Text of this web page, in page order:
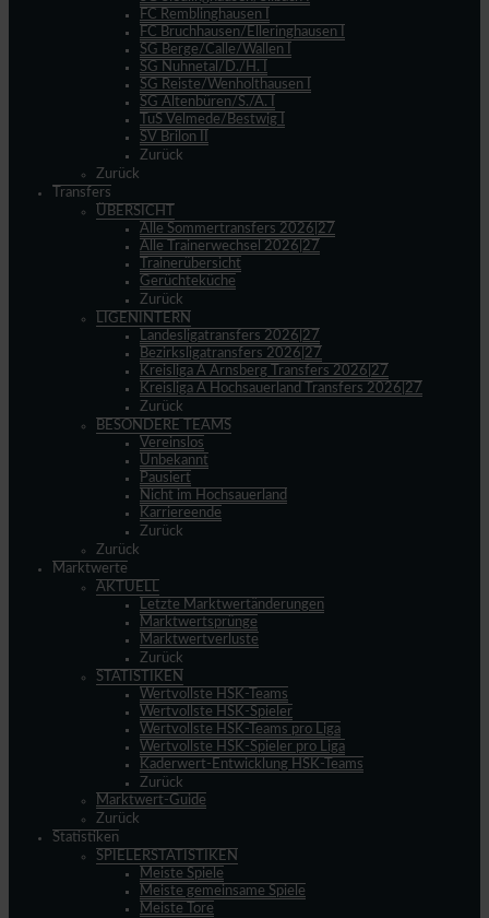
FC Remblinghausen I
FC Bruchhausen/Elleringhausen I
SG Berge/Calle/Wallen I
SG Nuhnetal/D./H. I
SG Reiste/Wenholthausen I
SG Altenbüren/S./A. I
TuS Velmede/Bestwig I
SV Brilon II
Zurück
Zurück
Transfers
ÜBERSICHT
Alle Sommertransfers 2026|27
Alle Trainerwechsel 2026|27
Trainerübersicht
Gerüchteküche
Zurück
LIGENINTERN
Landesligatransfers 2026|27
Bezirksligatransfers 2026|27
Kreisliga A Arnsberg Transfers 2026|27
Kreisliga A Hochsauerland Transfers 2026|27
Zurück
BESONDERE TEAMS
Vereinslos
Unbekannt
Pausiert
Nicht im Hochsauerland
Karriereende
Zurück
Zurück
Marktwerte
AKTUELL
Letzte Marktwertänderungen
Marktwertsprünge
Marktwertverluste
Zurück
STATISTIKEN
Wertvollste HSK-Teams
Wertvollste HSK-Spieler
Wertvollste HSK-Teams pro Liga
Wertvollste HSK-Spieler pro Liga
Kaderwert-Entwicklung HSK-Teams
Zurück
Marktwert-Guide
Zurück
Statistiken
SPIELERSTATISTIKEN
Meiste Spiele
Meiste gemeinsame Spiele
Meiste Tore